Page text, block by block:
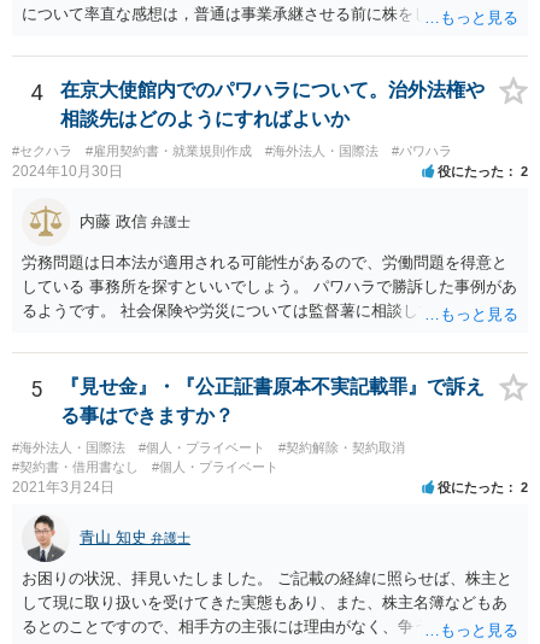
が考えられます。 成婚料について: 円満な解決を優先する観点から、
には上記の裁判例のように、貴社に返金義務は無いと判断される可能
性が高いと思われます。）。 指輪代金について: 前述の通り、男性会
員と女性会員との間の個人間の贈与であり、貴社に法的な返金義務は
ないことを、法的根拠と共に冷静に主張する。 「刑事訴訟」との主張
に対して: 本件は、契約の履行や返金を巡る民事上の紛争であり、貴社
に当初から金銭を騙し取る意図（詐欺罪の構成要件である欺罔行為）
があったとは考えにくく、刑事事件として立件される可能性は極めて
低いと思われます。 3. 警察からの連絡について 警察は「民事不介
入」を原則としており、契約トラブルなどの個人間の紛争に介入する
ことはありません。しかし、事件性があるかどうかを判断するため
に、関係者から事情を聴くことがあります。その場合には誠実な事実
説明を行ってください。
について率直な感想は，普通は事業承継させる前に株をしっかり集め
というのは無責任というほかないでしょう。 事業承継については，相
続税や贈与税を猶予する特別法な，遺留分について株式価格を遺留分
算定基礎額から控除したり価額を相続時でなく承継時に固定したりす
ることのできる特別法が定められています。 買い取る以外の方法につ
いても，株式保有割合や状況によるので，具体的に弁護士に相談され
ることをお勧めします。
4
在京大使館内でのパワハラについて。治外法権や
相談先はどのようにすればよいか
#セクハラ #雇用契約書・就業規則作成 #海外法人・国際法 #パワハラ
2024年10月30日 役にたった 2
内藤 政信 弁護士
労務問題は日本法が適用される可能性があるので、労働問題を得意と
している 事務所を探すといいでしょう。 パワハラで勝訴した事例があ
るようです。 社会保険や労災については監督薯に相談してみるといい
5
『見せ金』・『公正証書原本不実記載罪』で訴え
る事はできますか？
#海外法人・国際法 #個人・プライベート
#契約解除・契約取消
#契約書・借用書なし
#個人・プライベート
2021年3月24日 役にたった 2
青山 知史 弁護士
お困りの状況、拝見いたしました。 ご記載の経緯に照らせば、株主と
して現に取り扱いを受けてきた実態もあり、また、株主名簿などもあ
るとのことですので、相手方の主張には理由がなく、争う余地はある